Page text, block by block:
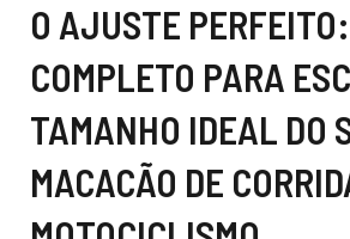
O AJUSTE
COMPLETO PARA
TAMANHO IDEAL DO
MACACÃO DE